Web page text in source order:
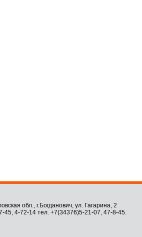
обл., г.Богданович, ул. Гагарина, 2
45, 4-72-14 тел. +7(34376)5-21-07, 47-8-45.